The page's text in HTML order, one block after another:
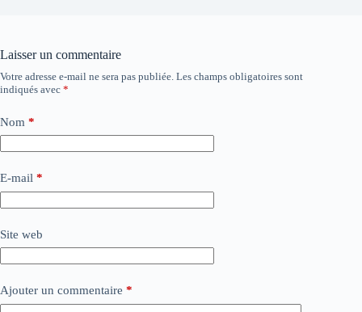
Laisser un commentaire
Votre adresse e-mail ne sera pas publiée. Les champs obligatoires sont
indiqués avec *
Nom *
E-mail *
Site web
Ajouter un commentaire *